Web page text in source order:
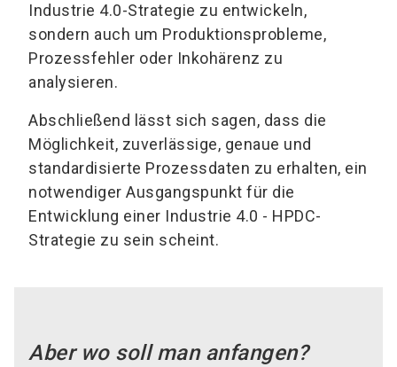
Industrie 4.0-Strategie zu entwickeln,
sondern auch um Produktionsprobleme,
Prozessfehler oder Inkohärenz zu
analysieren.
Abschließend lässt sich sagen, dass die
Möglichkeit, zuverlässige, genaue und
standardisierte Prozessdaten zu erhalten, ein
notwendiger Ausgangspunkt für die
Entwicklung einer Industrie 4.0 - HPDC-
Strategie zu sein scheint.
Aber wo soll man anfangen?